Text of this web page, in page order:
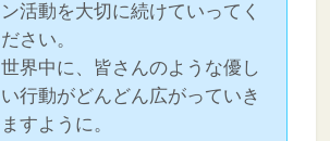
ン活動を大切に続けていってく
ださい。
世界中に、皆さんのような優し
い行動がどんどん広がっていき
ますように。